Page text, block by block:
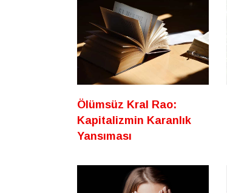
Ölümsüz Kral Rao:
Kapitalizmin Karanlık
Yansıması